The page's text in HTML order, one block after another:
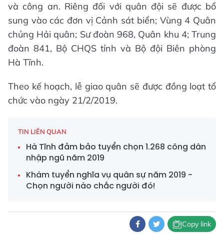
và công an. Riêng đối với quân đội sẽ được bổ
sung vào các đơn vị Cảnh sát biển; Vùng 4 Quân
chủng Hải quân; Sư đoàn 968, Quân khu 4; Trung
đoàn 841, Bộ CHQS tỉnh và Bộ đội Biên phòng
Hà Tĩnh.
Theo kế hoạch, lễ giao quân sẽ được đồng loạt tổ
chức vào ngày 21/2/2019.
TIN LIÊN QUAN
Hà Tĩnh đảm bảo tuyển chọn 1.268 công dân
nhập ngũ năm 2019
Khám tuyển nghĩa vụ quân sự năm 2019 -
Chọn người nào chắc người đó!
Copy link